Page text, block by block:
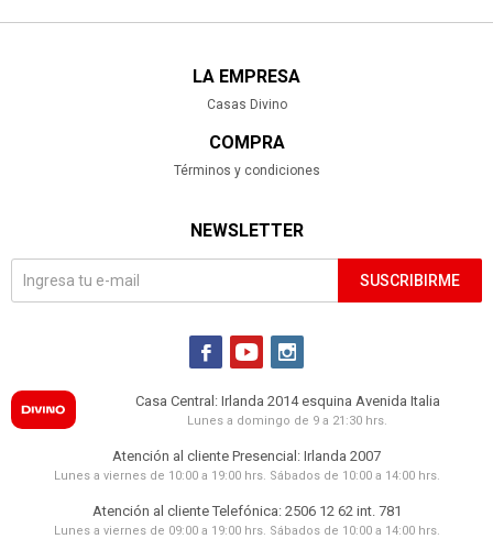
LA EMPRESA
Casas Divino
COMPRA
Términos y condiciones
NEWSLETTER
SUSCRIBIRME
  
Casa Central: Irlanda 2014 esquina Avenida Italia
Lunes a domingo de 9 a 21:30 hrs.
Atención al cliente Presencial: Irlanda 2007
Lunes a viernes de 10:00 a 19:00 hrs. Sábados de 10:00 a 14:00 hrs.
Atención al cliente Telefónica: 2506 12 62 int. 781
Lunes a viernes de 09:00 a 19:00 hrs. Sábados de 10:00 a 14:00 hrs.